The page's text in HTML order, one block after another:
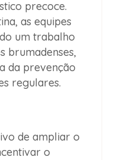
precoce.
as equipes
um trabalho
brumadenses,
da prevenção
regulares.
de ampliar o
o